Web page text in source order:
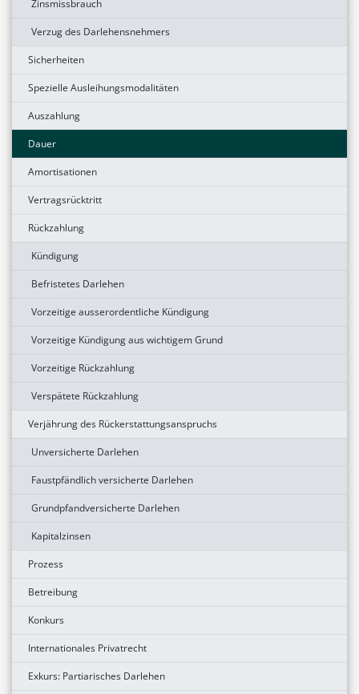
Zinsmissbrauch
Verzug des Darlehensnehmers
Sicherheiten
Spezielle Ausleihungsmodalitäten
Auszahlung
Dauer
Amortisationen
Vertragsrücktritt
Rückzahlung
Kündigung
Befristetes Darlehen
Vorzeitige ausserordentliche Kündigung
Vorzeitige Kündigung aus wichtigem Grund
Vorzeitige Rückzahlung
Verspätete Rückzahlung
Verjährung des Rückerstattungsanspruchs
Unversicherte Darlehen
Faustpfändlich versicherte Darlehen
Grundpfandversicherte Darlehen
Kapitalzinsen
Prozess
Betreibung
Konkurs
Internationales Privatrecht
Exkurs: Partiarisches Darlehen